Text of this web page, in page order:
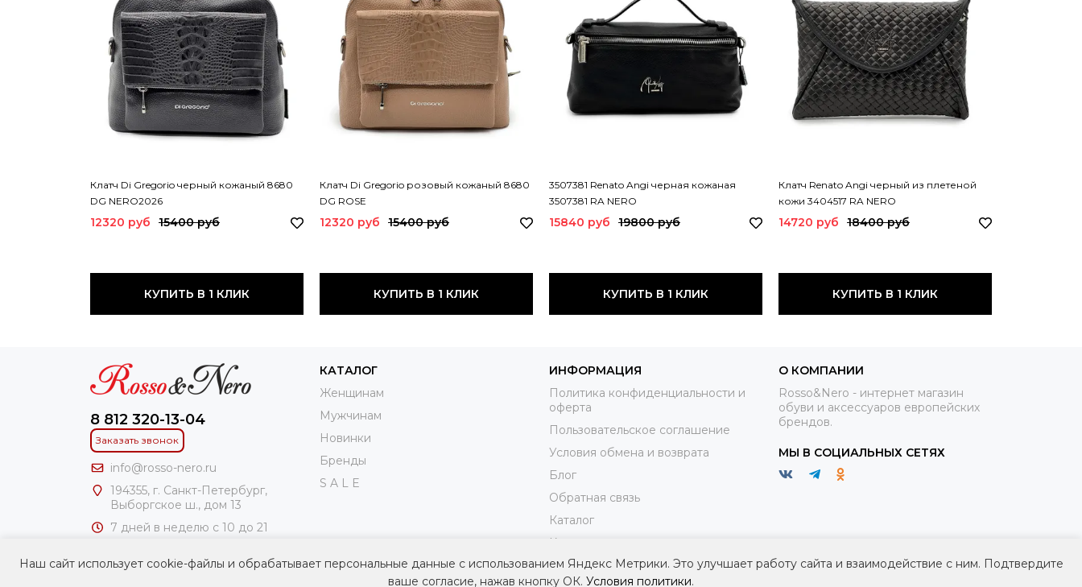
Клатч Di Gregorio черный кожаный 8680
DG NERO2026
12320 руб 15400 руб
КУПИТЬ В 1 КЛИК
Клатч Di Gregorio розовый кожаный 8680
DG ROSE
12320 руб 15400 руб
КУПИТЬ В 1 КЛИК
3507381 Renato Angi черная кожаная
3507381 RA NERO
15840 руб 19800 руб
КУПИТЬ В 1 КЛИК
Клатч Renato Angi черный из плетеной
кожи 3404517 RA NERO
14720 руб 18400 руб
КУПИТЬ В 1 КЛИК
8 812 320-13-04
Заказать звонок
info@rosso-nero.ru
194355, г. Санкт-Петербург,
Выборгское ш., дом 13
7 дней в неделю с 10 до 21
ИП Чирлин Геннадий Ароновоч
КАТАЛОГ
Женщинам
Мужчинам
Новинки
Бренды
S A L E
ИНФОРМАЦИЯ
Политика конфиденциальности и
оферта
Пользовательское соглашение
Условия обмена и возврата
Блог
Обратная связь
Каталог
Контакты
Доставка
О КОМПАНИИ
Rosso&Nero - интернет магазин
обуви и аксессуаров европейских
брендов.
МЫ В СОЦИАЛЬНЫХ СЕТЯХ
Наш сайт использует cookie-файлы и обрабатывает персональные данные с использованием Яндекс Метрики. Это улучшает работу сайта и взаимодействие с ним. Подтвердите
ваше согласие, нажав кнопку ОК. Условия политики.